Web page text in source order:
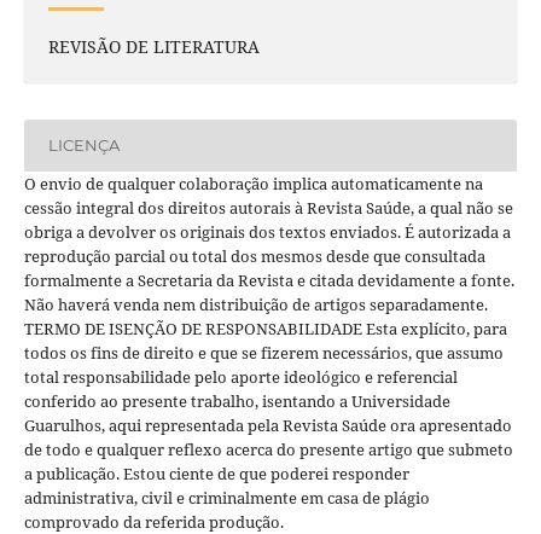
REVISÃO DE LITERATURA
LICENÇA
O envio de qualquer colaboração implica automaticamente na
cessão integral dos direitos autorais à Revista Saúde, a qual não se
obriga a devolver os originais dos textos enviados. É autorizada a
reprodução parcial ou total dos mesmos desde que consultada
formalmente a Secretaria da Revista e citada devidamente a fonte.
Não haverá venda nem distribuição de artigos separadamente.
TERMO DE ISENÇÃO DE RESPONSABILIDADE Esta explícito, para
todos os fins de direito e que se fizerem necessários, que assumo
total responsabilidade pelo aporte ideológico e referencial
conferido ao presente trabalho, isentando a Universidade
Guarulhos, aqui representada pela Revista Saúde ora apresentado
de todo e qualquer reflexo acerca do presente artigo que submeto
a publicação. Estou ciente de que poderei responder
administrativa, civil e criminalmente em casa de plágio
comprovado da referida produção.